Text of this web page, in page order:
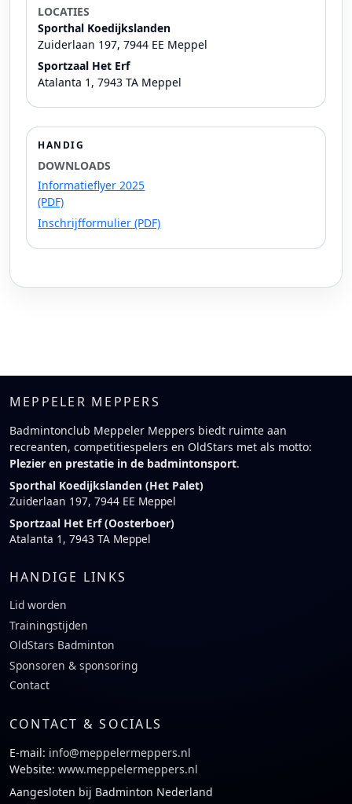
LOCATIES
Sporthal Koedijkslanden
Zuiderlaan 197, 7944 EE Meppel
Sportzaal Het Erf
Atalanta 1, 7943 TA Meppel
HANDIG
DOWNLOADS
Informatieflyer 2025
(PDF)
Inschrijfformulier (PDF)
MEPPELER MEPPERS
Badmintonclub Meppeler Meppers biedt ruimte aan
recreanten, competitiespelers en OldStars met als motto:
Plezier en prestatie in de badmintonsport.
Sporthal Koedijkslanden (Het Palet)
Zuiderlaan 197, 7944 EE Meppel
Sportzaal Het Erf (Oosterboer)
Atalanta 1, 7943 TA Meppel
HANDIGE LINKS
Lid worden
Trainingstijden
OldStars Badminton
Sponsoren & sponsoring
Contact
CONTACT & SOCIALS
E-mail: info@meppelermeppers.nl
Website: www.meppelermeppers.nl
Aangesloten bij Badminton Nederland